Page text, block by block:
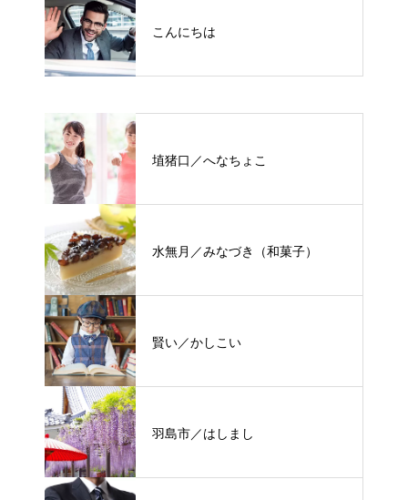
こんにちは
埴猪口／へなちょこ
水無月／みなづき（和菓子）
賢い／かしこい
羽島市／はしまし